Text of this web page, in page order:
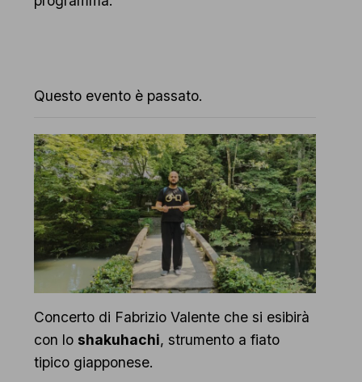
Questo evento è passato.
Concerto di Fabrizio Valente che si esibirà
con lo shakuhachi, strumento a fiato
tipico giapponese.